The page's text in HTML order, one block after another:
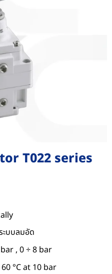
T022 series
ะบบลมอัด
, 0 ÷ 8 bar
°C at 10 bar